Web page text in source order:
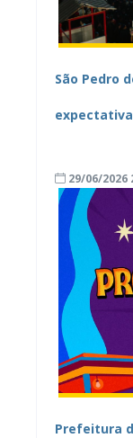
São Pedro
29/06/2026
Prefeitura